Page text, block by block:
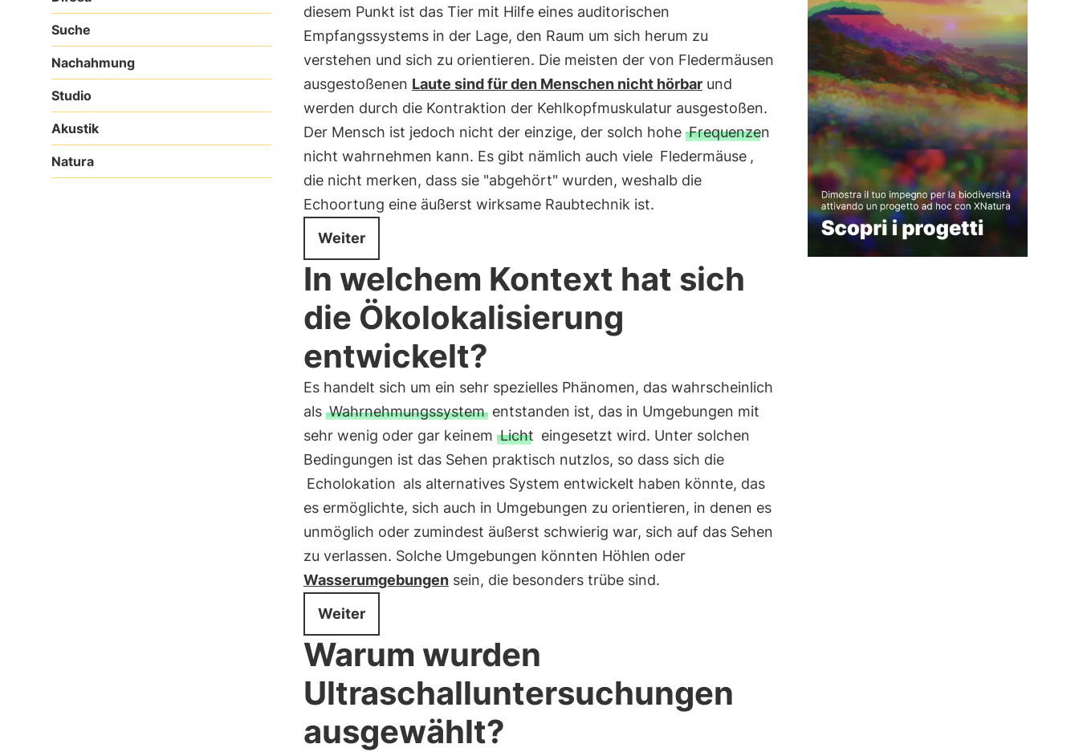
Suche
Nachahmung
Studio
Akustik
Natura
diesem Punkt ist das Tier mit Hilfe eines auditorischen
Empfangssystems in der Lage, den Raum um sich herum zu
verstehen und sich zu orientieren. Die meisten der von Fledermäusen
ausgestoßenen Laute sind für den Menschen nicht hörbarund
werden durch die Kontraktion der Kehlkopfmuskulatur ausgestoßen.
Der Mensch ist jedoch nicht der einzige, der solch hohe Frequenzen
nicht wahrnehmen kann. Es gibt nämlich auch viele Fledermäuse ,
die nicht merken, dass sie "abgehört" wurden, weshalb die
Echoortung eine äußerst wirksame Raubtechnik ist.
Weiter
In welchem Kontext hat sich
die Ökolokalisierung
entwickelt?
Es handelt sich um ein sehr spezielles Phänomen, das wahrscheinlich
als Wahrnehmungssystementstanden ist, das in Umgebungen mit
sehr wenig oder gar keinem Licht eingesetzt wird. Unter solchen
Bedingungen ist das Sehen praktisch nutzlos, so dass sich die
Echolokation als alternatives System entwickelt haben könnte, das
es ermöglichte, sich auch in Umgebungen zu orientieren, in denen es
unmöglich oder zumindest äußerst schwierig war, sich auf das Sehen
zu verlassen. Solche Umgebungen könnten Höhlen oder
Wasserumgebungensein, die besonders trübe sind.
Weiter
Warum wurden
Ultraschalluntersuchungen
ausgewählt?